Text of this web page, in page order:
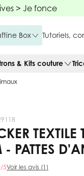
> Je fonce
Box Tutoriels,
& Kits couture
- PATTES
5Voir les avis (1)